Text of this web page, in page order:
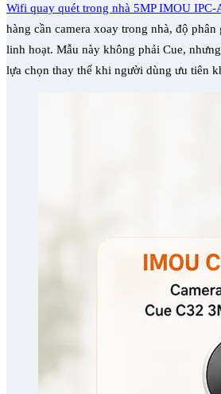
Wifi quay quét trong nhà 5MP IMOU IPC-
hàng cần camera xoay trong nhà, độ phân
linh hoạt. Mẫu này không phải Cue,
lựa chọn thay thế khi người dùng ưu tiên